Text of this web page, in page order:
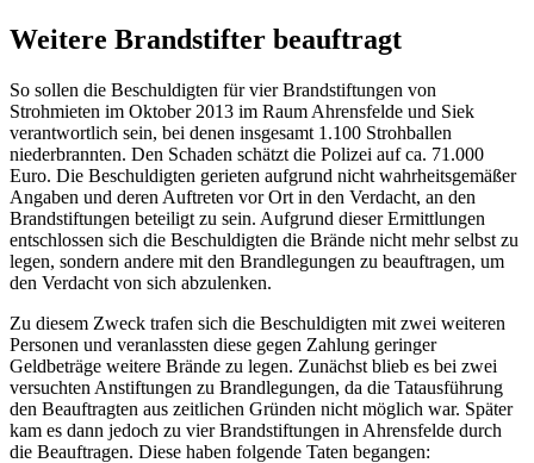
Weitere Brandstifter beauftragt
So sollen die Beschuldigten für vier Brandstiftungen von
Strohmieten im Oktober 2013 im Raum Ahrensfelde und Siek
verantwortlich sein, bei denen insgesamt 1.100 Strohballen
niederbrannten. Den Schaden schätzt die Polizei auf ca. 71.000
Euro. Die Beschuldigten gerieten aufgrund nicht wahrheitsgemäßer
Angaben und deren Auftreten vor Ort in den Verdacht, an den
Brandstiftungen beteiligt zu sein. Aufgrund dieser Ermittlungen
entschlossen sich die Beschuldigten die Brände nicht mehr selbst zu
legen, sondern andere mit den Brandlegungen zu beauftragen, um
den Verdacht von sich abzulenken.
Zu diesem Zweck trafen sich die Beschuldigten mit zwei weiteren
Personen und veranlassten diese gegen Zahlung geringer
Geldbeträge weitere Brände zu legen. Zunächst blieb es bei zwei
versuchten Anstiftungen zu Brandlegungen, da die Tatausführung
den Beauftragten aus zeitlichen Gründen nicht möglich war. Später
kam es dann jedoch zu vier Brandstiftungen in Ahrensfelde durch
die Beauftragen. Diese haben folgende Taten begangen: